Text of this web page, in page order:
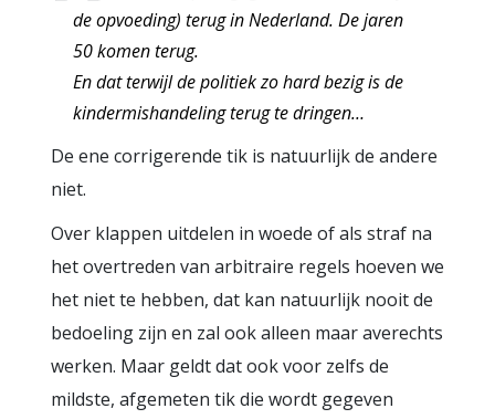
de opvoeding) terug in Nederland. De jaren
50 komen terug.
En dat terwijl de politiek zo hard bezig is de
kindermishandeling terug te dringen…
De ene corrigerende tik is natuurlijk de andere
niet.
Over klappen uitdelen in woede of als straf na
het overtreden van arbitraire regels hoeven we
het niet te hebben, dat kan natuurlijk nooit de
bedoeling zijn en zal ook alleen maar averechts
werken. Maar geldt dat ook voor zelfs de
mildste, afgemeten tik die wordt gegeven